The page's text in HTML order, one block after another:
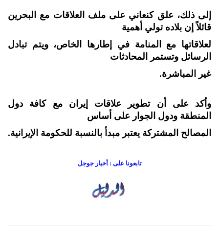
إلى ذلك، علق كنعاني على ملف العلاقات مع البحرين
قائلاً إن بلاده تولي أهمية
لعلاقاتها مع المنامة في إطارها الخاص، ويتم تبادل
الرسائل وتستمر المحادثات
غير المباشرة.
وأكد على أن تطوير علاقات إيران مع كافة دول
المنطقة ودول الجوار على أساس
المصالح المشتركة يعتبر مبدأ بالنسبة للحكومة الإيرانية.
تابعونا على : أخبار جوجل